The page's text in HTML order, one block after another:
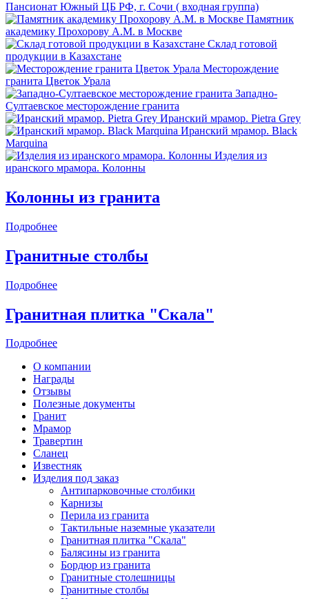
Пансионат Южный ЦБ РФ, г. Сочи ( входная группа)
Памятник
академику Прохорову А.М. в Москве
Склад готовой
продукции в Казахстане
Месторождение
гранита Цветок Урала
Западно-
Султаевское месторождение гранита
Иранский мрамор. Pietra Grey
Иранский мрамор. Black
Marquina
Изделия из
иранского мрамора. Колонны
Колонны из гранита
Подробнее
Гранитные столбы
Подробнее
Гранитная плитка "Скала"
Подробнее
О компании
Награды
Отзывы
Полезные документы
Гранит
Мрамор
Травертин
Сланец
Известняк
Изделия под заказ
Антипарковочные столбики
Карнизы
Перила из гранита
Тактильные наземные указатели
Гранитная плитка "Скала"
Балясины из гранита
Бордюр из гранита
Гранитные столешницы
Гранитные столбы